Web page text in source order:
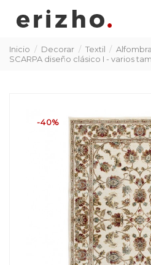
Inicio Decorar Textil
SCARPA diseño clásico I - varios
-40%